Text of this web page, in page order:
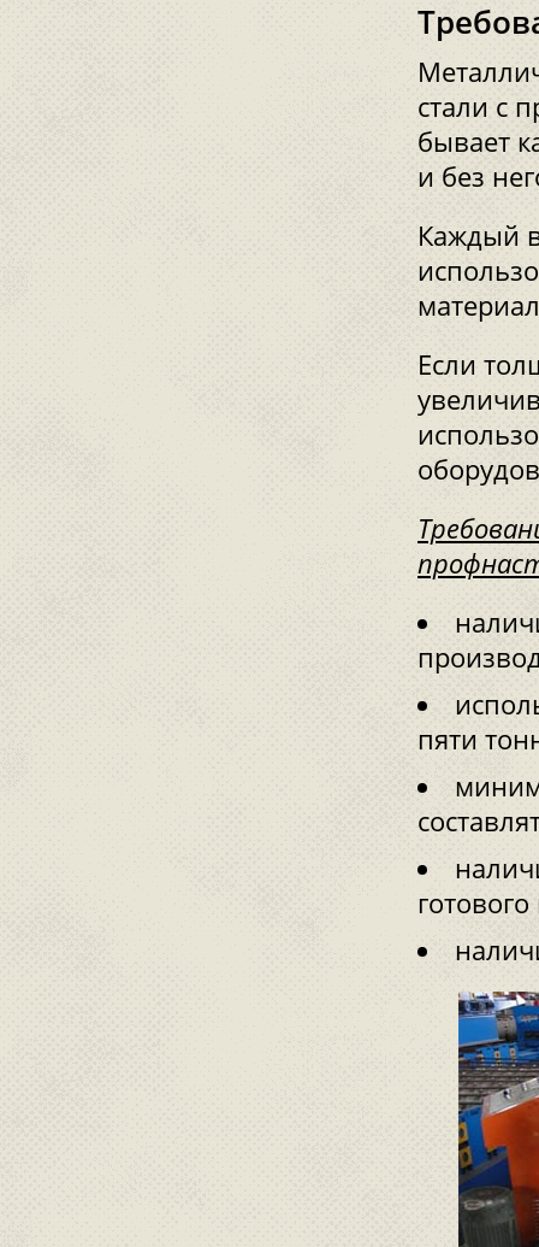
стали с
бывает
и без
Каждый
Если
пяти